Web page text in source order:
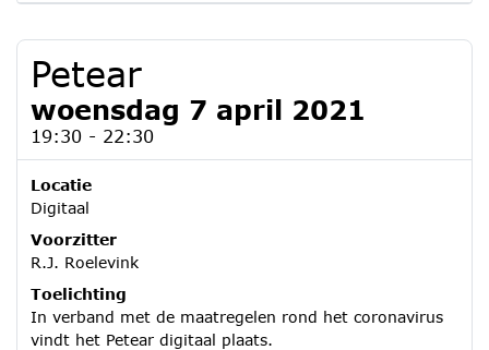
Petear
woensdag 7 april 2021
19:30 - 22:30
Locatie
Digitaal
Voorzitter
R.J. Roelevink
Toelichting
In verband met de maatregelen rond het coronavirus
vindt het Petear digitaal plaats.